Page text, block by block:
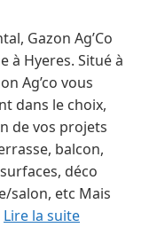
Gazon Ag’Co
à Hyeres. Situé à
Ag’co vous
dans le choix,
de vos projets
balcon,
déco
salon, etc Mais
Lire la suite